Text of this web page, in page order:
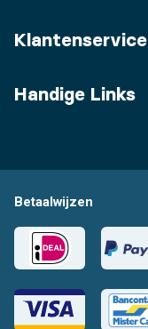
Klantenservice
Handige Links
Betaalwijzen